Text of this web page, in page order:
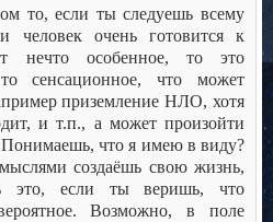
то, если ты следуешь всему
человек очень готовится к
нечто особенное, то это
сенсационное, что может
приземление НЛО, хотя
и т.п., а может произойти
что я имею в виду?
создаёшь свою жизнь,
это, если ты веришь, что
Возможно, в поле